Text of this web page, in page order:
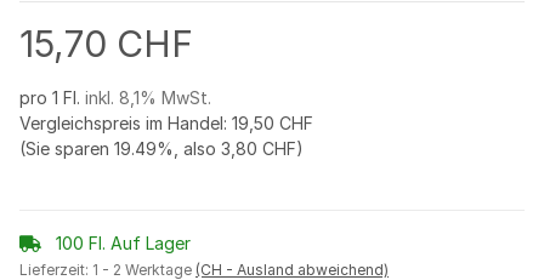
15,70 CHF
pro 1 Fl. inkl. 8,1% MwSt.
Vergleichspreis im Handel: 19,50 CHF
(Sie sparen 19.49% , also 3,80 CHF)
100 Fl. Auf Lager
Lieferzeit: 1 - 2 Werktage (CH - Ausland abweichend)